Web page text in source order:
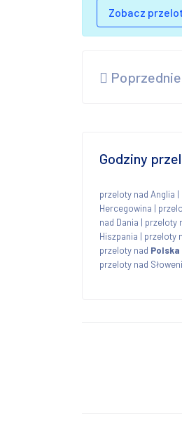
Zobacz
Godziny
przeloty nad Anglia |
Hercegowina |
nad Dania | przeloty
Hiszpania | przeloty
przeloty nad Polska
przeloty nad